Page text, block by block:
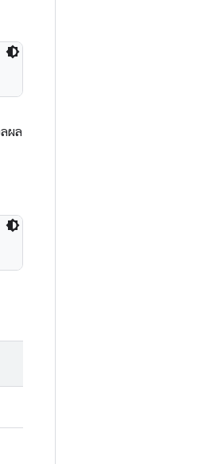
ผล